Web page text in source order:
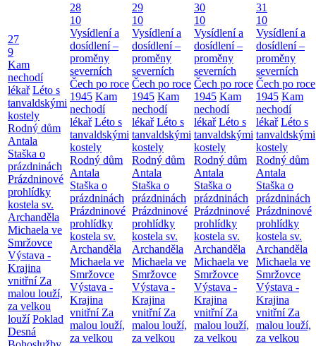
27
9
Kam
nechodí
lékař Léto s
tanvaldskými
kostely
Rodný dům
Antala
Staška o
prázdninách
Prázdninové
prohlídky
kostela sv.
Archanděla
Michaela ve
Smržovce
Výstava -
Krajina
vnitřní Za
malou louží,
za velkou
louží Poklad
Desná
28
10
Vysídlení a
dosídlení –
proměny
severních
Čech po roce
1945 Kam
nechodí
lékař Léto s
tanvaldskými
kostely
Rodný dům
Antala
Staška o
prázdninách
Prázdninové
prohlídky
kostela sv.
Archanděla
Michaela ve
Smržovce
Výstava -
Krajina
vnitřní Za
malou louží,
za velkou
29
10
Vysídlení a
dosídlení –
proměny
severních
Čech po roce
1945 Kam
nechodí
lékař Léto s
tanvaldskými
kostely
Rodný dům
Antala
Staška o
prázdninách
Prázdninové
prohlídky
kostela sv.
Archanděla
Michaela ve
Smržovce
Výstava -
Krajina
vnitřní Za
malou louží,
za velkou
30
10
Vysídlení a
dosídlení –
proměny
severních
Čech po roce
1945 Kam
nechodí
lékař Léto s
tanvaldskými
kostely
Rodný dům
Antala
Staška o
prázdninách
Prázdninové
prohlídky
kostela sv.
Archanděla
Michaela ve
Smržovce
Výstava -
Krajina
vnitřní Za
malou louží,
za velkou
31
10
Vysídlení a
dosídlení –
proměny
severních
Čech po roce
1945 Kam
nechodí
lékař Léto s
tanvaldskými
kostely
Rodný dům
Antala
Staška o
prázdninách
Prázdninové
prohlídky
kostela sv.
Archanděla
Michaela ve
Smržovce
Výstava -
Krajina
vnitřní Za
malou louží,
za velkou